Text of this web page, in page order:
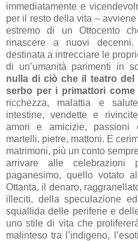
immediatamente e
per il resto della vita –
estremo di un Ottocento
rinascere a nuovi
destinata a intrecciare le
di un’umanità parimenti in
nulla di ciò che il teatro del
serbo per i primattori
ricchezza, malattia e
intestine, vendette e
amori e amicizie, passioni
martelli, pietre, mattoni. E
matrimoni, più un conto
arrivare alle celebrazioni
paganesimo, quello votato
Ottanta, il denaro,
illeciti, della speculazione
squallida delle periferie e
uno stile di vita che
malinteso tra l’indigeno,